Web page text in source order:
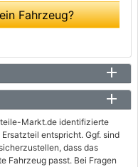
Fahrzeug?
Markt.de identifizierte
entspricht. Ggf. sind
dass das
Fahrzeug passt. Bei Fragen